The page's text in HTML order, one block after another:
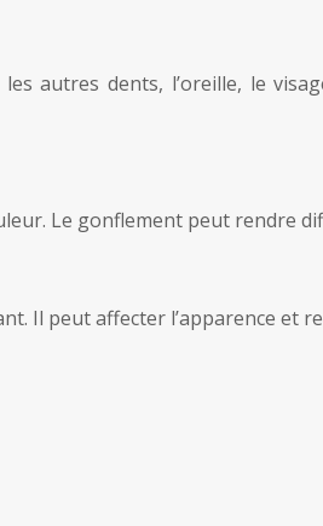
autres dents, l’oreille, le
Le gonflement peut rendre
Il peut affecter l’apparence et